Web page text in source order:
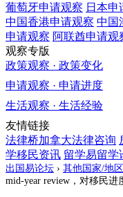
葡萄牙申请观察 日本申
中国香港申请观察 中国
申请观察 阿联酋申请观
观察专版
政策观察 · 政策变化
申请观察 · 申请进度
生活观察 · 生活经验
友情链接
法律桥加拿大法律咨询
学移民资讯 留学易留学
出国易论坛 › 其他国家/地区
mid-year review，对移民进